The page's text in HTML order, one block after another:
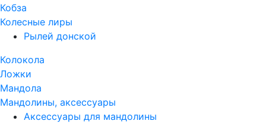
Кобза
Колесные лиры
Рылей донской
Колокола
Ложки
Мандола
Мандолины, аксессуары
Аксессуары для мандолины